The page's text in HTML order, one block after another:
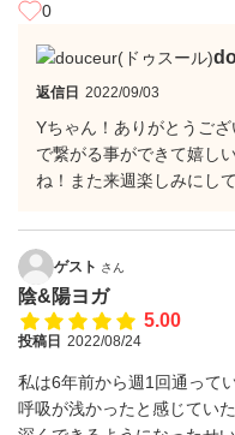
0
返信日 2022/09/03
Yちゃん！ありがとうご
で繋がる事ができて嬉し
ね！また来週楽しみにして
ゲスト さん
陰&陽ヨガ
5.00
投稿日 2022/08/24
私は6年前から週1回通ってい
呼吸が浅かったと感じてい